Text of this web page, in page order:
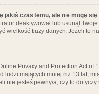
jakiś czas temu, ale nie mogę
deaktywował lub usunął
wielkość bazy danych. Jeżeli to
Privacy and Protection Act
ludzi mających mniej niż 13 lat,
nie jesteś pewny/a, czy to